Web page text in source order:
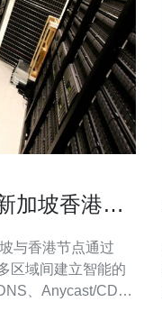
加坡香港
区域间建立智能的
、Anycast/CDN